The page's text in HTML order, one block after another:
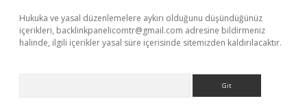
Hukuka ve yasal düzenlemelere aykırı olduğunu düşündüğünüz
içerikleri, backlinkpanelicomtr@gmail.com adresine bildirmeniz
halinde, ilgili içerikler yasal süre içerisinde sitemizden kaldırılacaktır.